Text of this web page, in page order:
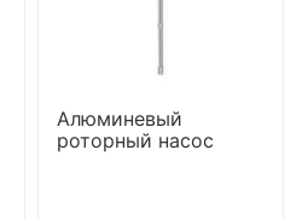
Алюминевый
роторный насос